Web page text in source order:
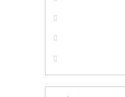


